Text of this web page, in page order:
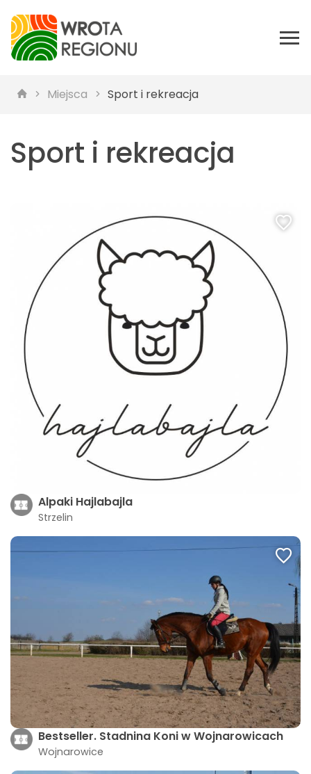
Miejsca Sport i rekreacja
Sport i rekreacja
Alpaki Hajlabajla
Strzelin
Bestseller. Stadnina Koni w Wojnarowicach
Wojnarowice